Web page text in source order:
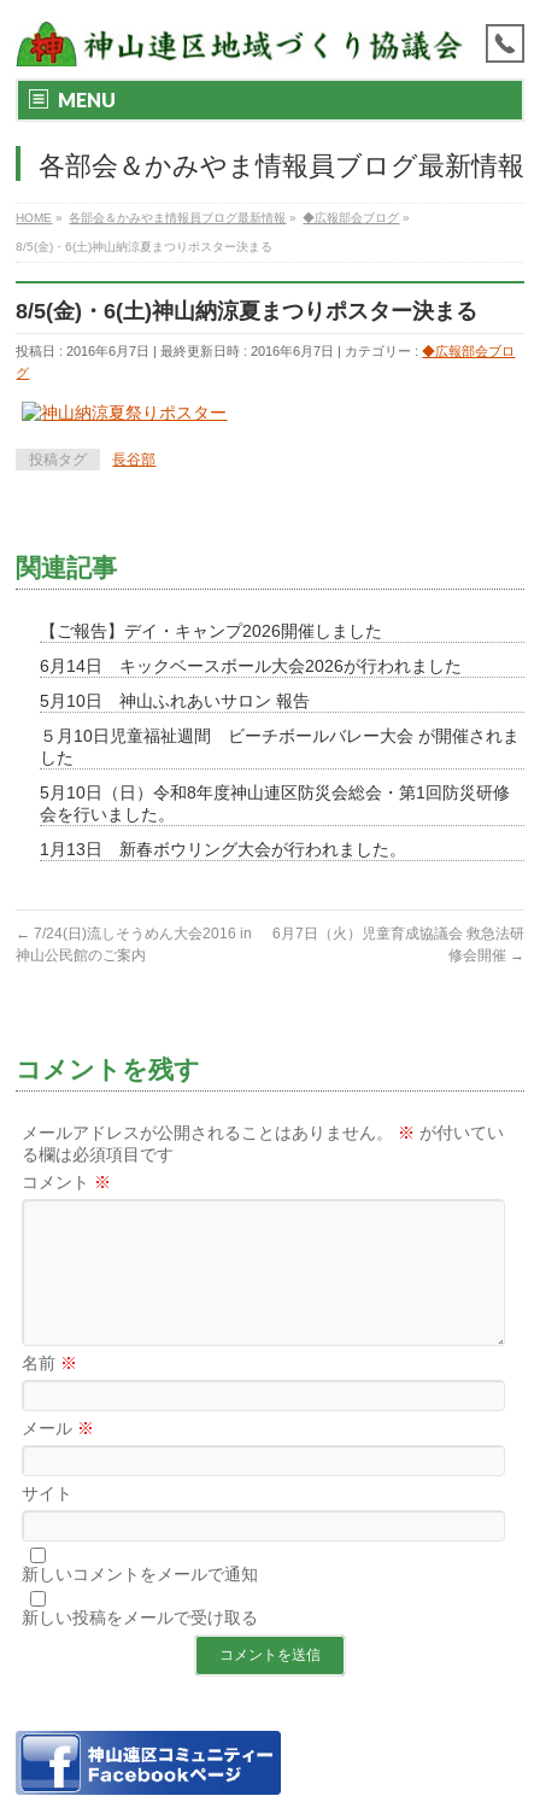
MENU
各部会＆かみやま情報員ブログ最新情報
HOME » 各部会＆かみやま情報員ブログ最新情報 » ◆広報部会ブログ »
8/5(金)・6(土)神山納涼夏まつりポスター決まる
8/5(金)・6(土)神山納涼夏まつりポスター決まる
投稿日 : 2016年6月7日 最終更新日時 : 2016年6月7日 カテゴリー :◆広報部会ブロ
グ
投稿タグ 長谷部
関連記事
【ご報告】デイ・キャンプ2026開催しました
6月14日 キックベースボール大会2026が行われました
5月10日 神山ふれあいサロン 報告
５月10日児童福祉週間 ビーチボールバレー大会 が開催されま
した
5月10日（日）令和8年度神山連区防災会総会・第1回防災研修
会を行いました。
1月13日 新春ボウリング大会が行われました。
← 7/24(日)流しそうめん大会2016 in
神山公民館のご案内
6月7日（火）児童育成協議会 救急法研
修会開催 →
コメントを残す
メールアドレスが公開されることはありません。 ※ が付いてい
る欄は必須項目です
コメント ※
名前 ※
メール ※
サイト
新しいコメントをメールで通知
新しい投稿をメールで受け取る